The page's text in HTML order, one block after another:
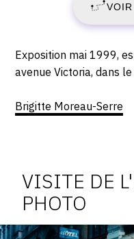
avenue
Victoria,
Paris
Description,
horaires...
Exposition mai 1999,
avenue Victoria, dans
Brigitte Moreau-Serre
l'exposition
VISITE DE
PHOTO